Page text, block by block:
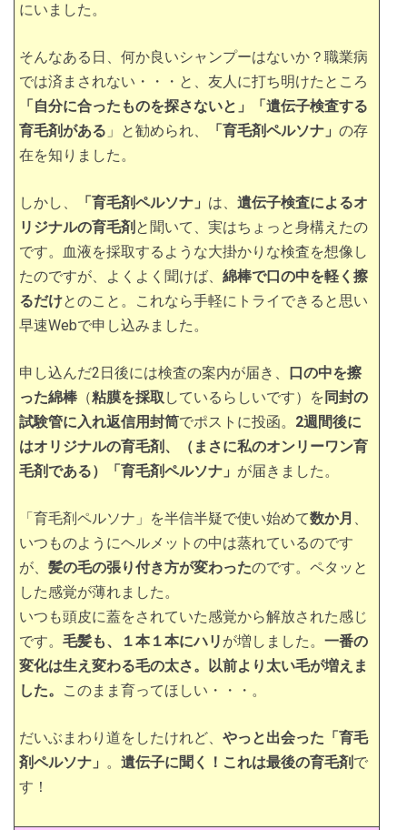
にいました。
そんなある日、何か良いシャンプーはないか？職業病
では済まされない・・・と、友人に打ち明けたところ
「自分に合ったものを探さないと」「遺伝子検査する
育毛剤がある 」と勧められ、 「育毛剤ペルソナ」 の存
在を知りました。
しかし、 「育毛剤ペルソナ」 は、 遺伝子検査によるオ
リジナルの育毛剤 と聞いて、実はちょっと身構えたの
です。血液を採取するような大掛かりな検査を想像し
たのですが、よくよく聞けば、 綿棒で口の中を軽く擦
るだけとのこと。これなら手軽にトライできると思い
早速Webで申し込みました。
申し込んだ2日後には検査の案内が届き、 口の中を擦
った綿棒 （粘膜を採取 しているらしいです）を 同封の
試験管に入れ返信用封筒でポストに投函。 2週間後に
はオリジナルの育毛剤、（まさに私のオンリーワン育
毛剤である）「育毛剤ペルソナ」 が届きました。
「育毛剤ペルソナ」を半信半疑で使い始めて数か月 、
いつものようにヘルメットの中は蒸れているのです
が、 髪の毛の張り付き方が変わったのです。ペタッと
した感覚が薄れました。
いつも頭皮に蓋をされていた感覚から解放された感じ
です。 毛髪も、１本１本にハリ が増しました。 一番の
変化は生え変わる毛の太さ。以前より太い毛が増えま
した。
このまま育ってほしい・・・。
だいぶまわり道をしたけれど、 やっと出会った「育毛
剤ペルソナ」 。 遺伝子に聞く！これは最後の育毛剤 で
す！